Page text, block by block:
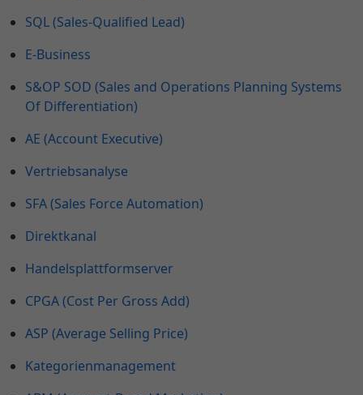
SQL (Sales-Qualified Lead)
E-Business
S&OP SOD (Sales and Operations Planning Systems
Of Differentiation)
AE (Account Executive)
Vertriebsanalyse
SFA (Sales Force Automation)
Direktkanal
Handelsplattformserver
CPGA (Cost Per Gross Add)
ASP (Average Selling Price)
Kategorienmanagement